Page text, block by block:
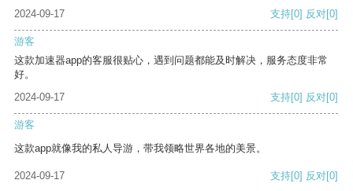
2024-09-17
支持[0] 反对[0]
游客
这款加速器app的客服很贴心，遇到问题都能及时解决，服务态度非常
好。
2024-09-17
支持[0] 反对[0]
游客
这款app就像我的私人导游，带我领略世界各地的美景。
2024-09-17 支持[0] 反对[0]